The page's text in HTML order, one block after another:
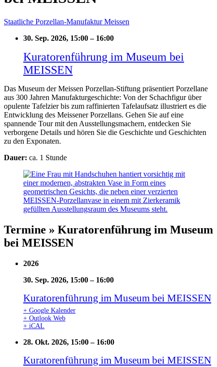
Staatliche Porzellan-Manufaktur Meissen
30. Sep. 2026, 15:00–16:00
Kuratorenführung im Museum bei
MEISSEN
Das Museum der Meissen Porzellan-Stiftung präsentiert Porzellane
aus 300 Jahren Manufakturgeschichte: Von der Schachfigur über
opulente Tafelzier bis zum raffinierten Tafelaufsatz illustriert es die
Entwicklung des Meissener Porzellans. Gehen Sie auf eine
spannende Tour mit den Ausstellungsmachern, entdecken Sie
verborgene Details und hören Sie die Geschichte und Geschichten
zu den Exponaten.
Dauer: ca. 1 Stunde
Termine » Kuratorenführung im Museum
bei MEISSEN
2026
30. Sep. 2026, 15:00–16:00
Kuratorenführung im Museum bei MEISSEN
+ Google Kalender
+ Outlook Web
+ iCAL
28. Okt. 2026, 15:00–16:00
Kuratorenführung im Museum bei MEISSEN